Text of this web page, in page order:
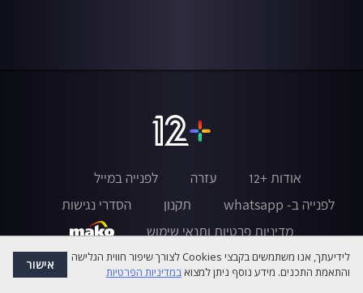
אודות +12 עזרה
לפנייה במייל
לפנייה ב- whatsapp
תקנון
הסדרי נגישות
מדיניות פרטיות ותנאי שימוש
לידיעתך, אנו משתמשים בקבצי Cookies לצורך שיפור חווית הגלישה
והתאמת התכנים. מידע נוסף ניתן למצואבמדיניות הפרטיות אישור